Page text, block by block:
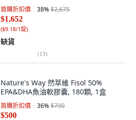
首購折扣價 38%$2,675
$1,652
($9.18/1錠)
缺貨
(13)
Nature's Way 然萃維 Fisol 50%
EPA&DHA魚油軟膠囊, 180顆, 1盒
首購折扣價 36%$790
$500